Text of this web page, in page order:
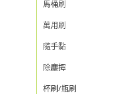
馬桶刷
萬用刷
隨手黏
除塵撢
杯刷/瓶刷